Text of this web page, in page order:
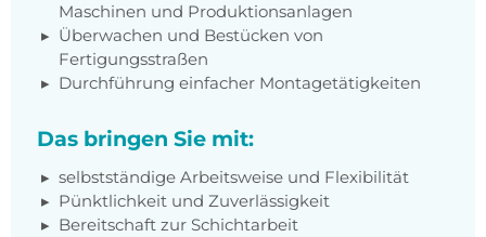
Maschinen und Produktionsanlagen
Überwachen und Bestücken von
Fertigungsstraßen
Durchführung einfacher Montagetätigkeiten
Das bringen Sie mit:
selbstständige Arbeitsweise und Flexibilität
Pünktlichkeit und Zuverlässigkeit
Bereitschaft zur Schichtarbeit